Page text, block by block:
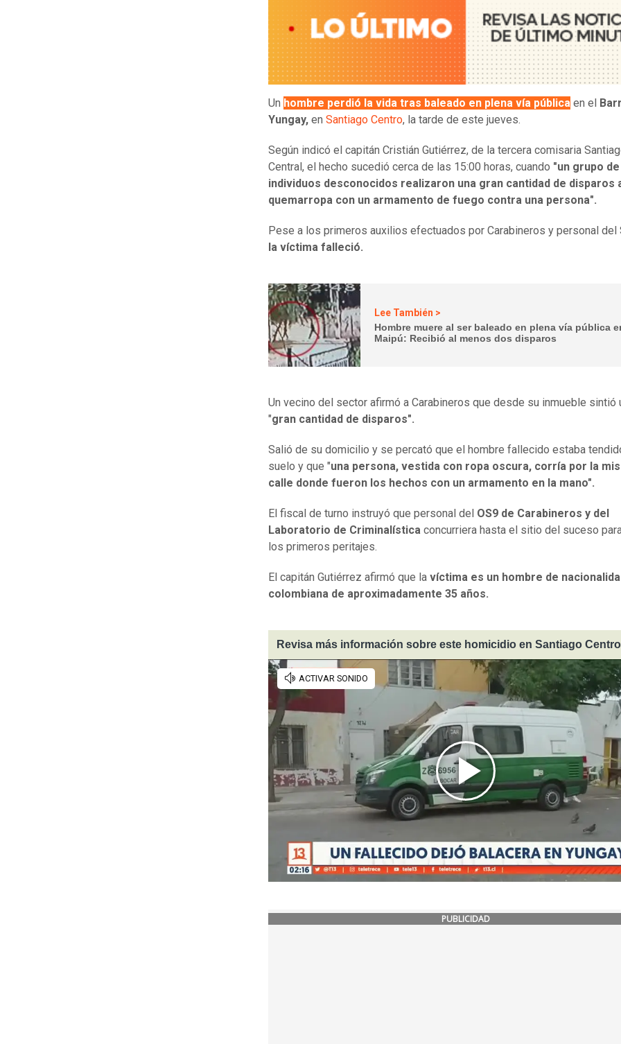
Un hombre perdió la vida tras baleado en plena vía pública en el
Yungay, en Santiago Centro, la tarde de este jueves.
Según indicó el capitán Cristián Gutiérrez, de la tercera comisaria
Central, el hecho sucedió cerca de las 15:00 horas, cuando "un grupo de
individuos desconocidos realizaron una gran cantidad de disparos
quemarropa con un armamento de fuego contra una persona".
Pese a los primeros auxilios efectuados por Carabineros y personal del
la víctima falleció.
Lee También >
Hombre muere al ser baleado en plena vía pública
Maipú: Recibió al menos dos disparos
Un vecino del sector afirmó a Carabineros que desde su inmueble sintió
"gran cantidad de disparos".
Salió de su domicilio y se percató que el hombre fallecido estaba
suelo y que "una persona, vestida con ropa oscura, corría por la
calle donde fueron los hechos con un armamento en la mano".
El fiscal de turno instruyó que personal del OS9 de Carabineros y del
Laboratorio de Criminalística concurriera hasta el sitio del suceso
los primeros peritajes.
El capitán Gutiérrez afirmó que la víctima es un hombre de
colombiana de aproximadamente 35 años.
Revisa más información sobre este homicidio en Santiago
PUBLICIDAD